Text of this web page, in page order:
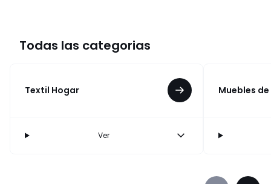
Todas las categorias
Textil Hogar
Ver
Muebles